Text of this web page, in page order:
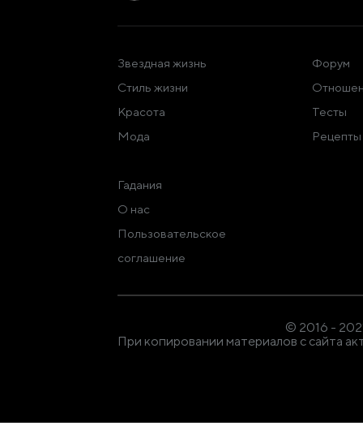
Звездная жизнь
Стиль жизни
Красота
Мода
Форум
Тесты
Рецепты
Гадания
О нас
Пользовательское
соглашение
© 2016 -
При копировании материалов с сайта